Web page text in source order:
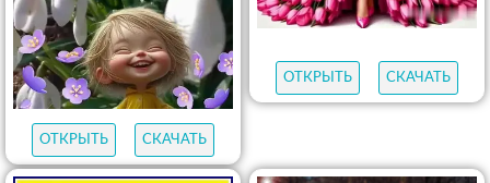
ОТКРЫТЬ СКАЧАТЬ
ОТКРЫТЬ СКАЧАТЬ